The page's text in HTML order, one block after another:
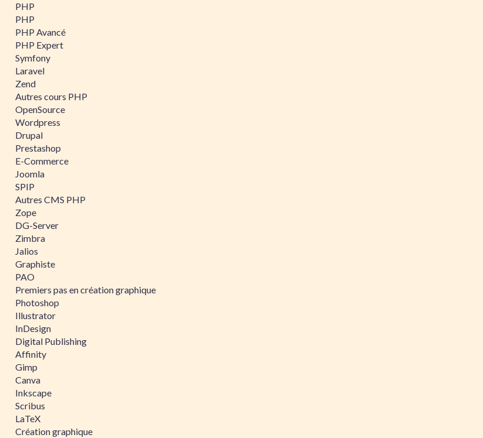
PHP
PHP
PHP Avancé
PHP Expert
Symfony
Laravel
Zend
Autres cours PHP
OpenSource
Wordpress
Drupal
Prestashop
E-Commerce
Joomla
SPIP
Autres CMS PHP
Zope
DG-Server
Zimbra
Jalios
Graphiste
PAO
Premiers pas en création graphique
Photoshop
Illustrator
InDesign
Digital Publishing
Affinity
Gimp
Canva
Inkscape
Scribus
LaTeX
Création graphique